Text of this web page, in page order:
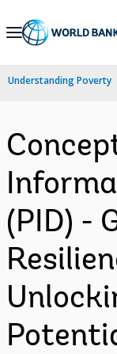
Skip
Navigation
Understanding Poverty
(PID) -